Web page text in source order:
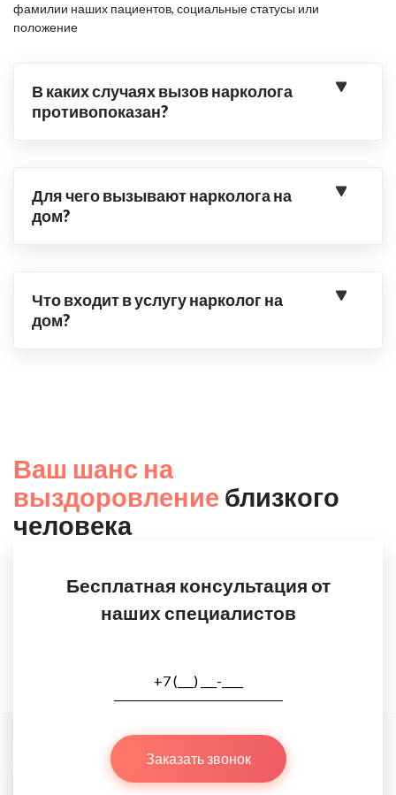
фамилии наших пациентов, социальные статусы или
положение
В каких случаях вызов нарколога
противопоказан?
Для чего вызывают нарколога на
дом?
Что входит в услугу нарколог на
дом?
Ваш шанс на
выздоровление близкого
человека
Бесплатная консультация от
наших специалистов
Заказать звонок